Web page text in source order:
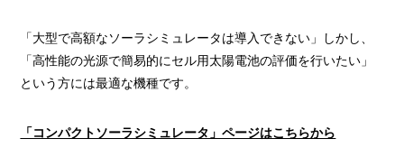
「大型で高額なソーラシミュレータは導入できない」しかし、
「高性能の光源で簡易的にセル用太陽電池の評価を行いたい」
という方には最適な機種です。
「コンパクトソーラシミュレータ」ページはこちらから